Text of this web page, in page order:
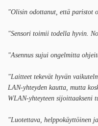
"Olisin odottanut, että paristot
"Sensori toimii todella hyvin.
"Asennus sujui ongelmitta
"Laitteet tekevät hyvän
LAN-yhteyden kautta, mutta
WLAN-yhteyteen sijoittaakseni
"Luotettava, helppokäyttöinen